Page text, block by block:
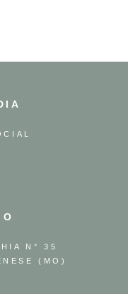
N° 35
(MO)